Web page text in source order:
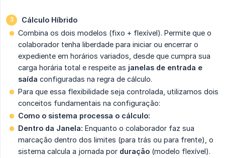
Cálculo Híbrido
Combina os dois modelos (fixo + flexível). Permite que o
colaborador tenha liberdade para iniciar ou encerrar o
expediente em horários variados, desde que cumpra sua
carga horária total e respeite as janelas de entrada e
saída configuradas na regra de cálculo.
Para que essa flexibilidade seja controlada, utilizamos dois
conceitos fundamentais na configuração:
Como o sistema processa o cálculo:
Dentro da Janela: Enquanto o colaborador faz sua
marcação dentro dos limites (para trás ou para frente), o
sistema calcula a jornada por duração (modelo flexível).